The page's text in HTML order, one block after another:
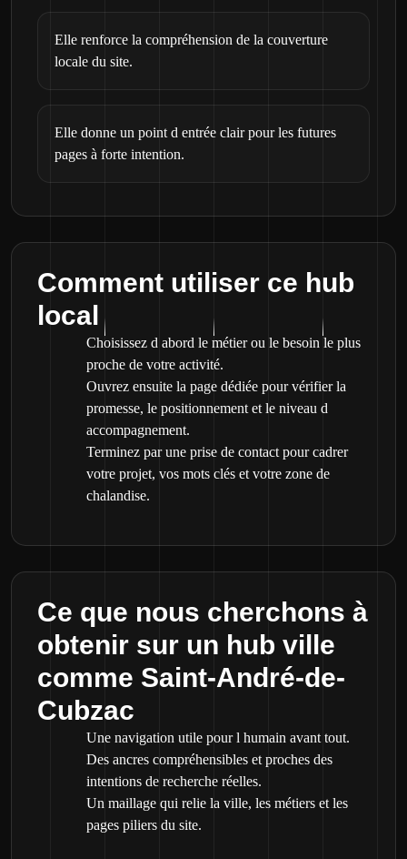
Elle renforce la compréhension de la couverture
locale du site.
Elle donne un point d entrée clair pour les futures
pages à forte intention.
Comment utiliser ce hub
local
Choisissez d abord le métier ou le besoin le plus
proche de votre activité.
Ouvrez ensuite la page dédiée pour vérifier la
promesse, le positionnement et le niveau d
accompagnement.
Terminez par une prise de contact pour cadrer
votre projet, vos mots clés et votre zone de
chalandise.
Ce que nous cherchons à
obtenir sur un hub ville
comme Saint-André-de-
Cubzac
Une navigation utile pour l humain avant tout.
Des ancres compréhensibles et proches des
intentions de recherche réelles.
Un maillage qui relie la ville, les métiers et les
pages piliers du site.